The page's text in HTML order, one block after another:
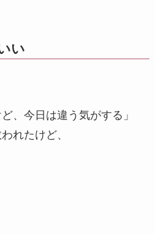
い
、今日は違う気がする」
れたけど、